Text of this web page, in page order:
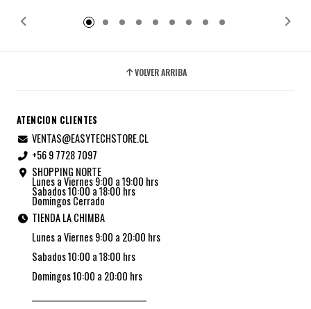
VOLVER ARRIBA
ATENCION CLIENTES
VENTAS@EASYTECHSTORE.CL
+56 9 7728 7097
SHOPPING NORTE
Lunes a Viernes 9:00 a 19:00 hrs
Sabados 10:00 a 18:00 hrs
Domingos Cerrado
TIENDA LA CHIMBA
Lunes a Viernes 9:00 a 20:00 hrs
Sabados 10:00 a 18:00 hrs
Domingos 10:00 a 20:00 hrs